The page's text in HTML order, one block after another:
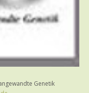
Genetik